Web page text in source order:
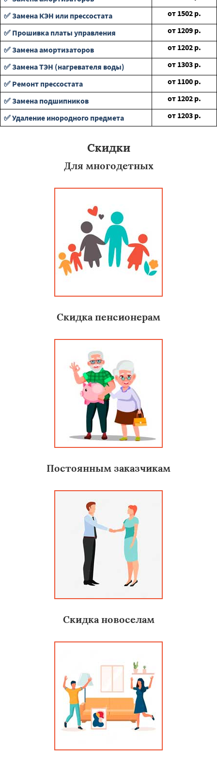
✅ Замена КЭН или прессостата
от 1502 р.
✅ Прошивка платы управления
от 1209 р.
✅ Замена амортизаторов
от 1202 р.
✅ Замена ТЭН (нагревателя воды)
от 1303 р.
✅ Ремонт прессостата
от 1100 р.
✅ Замена подшипников
от 1202 р.
✅ Удаление инородного предмета
от 1203 р.
Скидки
Для многодетных
Скидка пенсионерам
Постоянным заказчикам
Скидка новоселам